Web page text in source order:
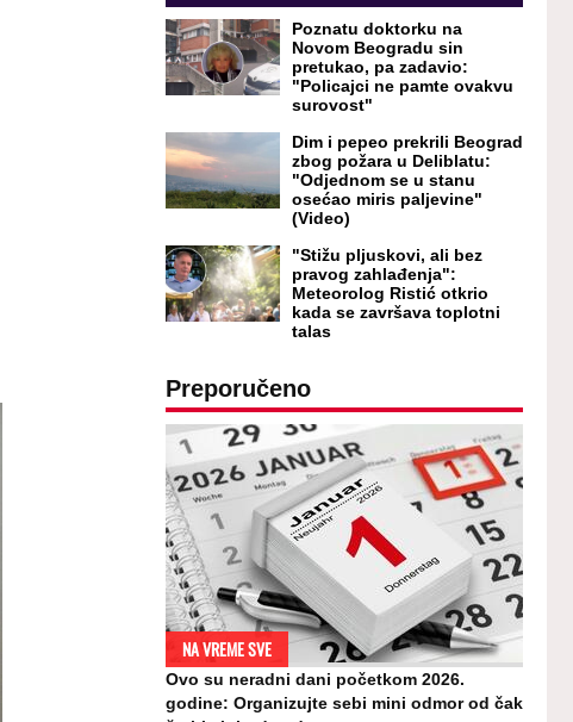
Poznatu doktorku na
Novom Beogradu sin
pretukao, pa zadavio:
"Policajci ne pamte ovakvu
surovost"
Dim i pepeo prekrili Beograd
zbog požara u Deliblatu:
"Odjednom se u stanu
osećao miris paljevine"
(Video)
"Stižu pljuskovi, ali bez
pravog zahlađenja":
Meteorolog Ristić otkrio
kada se završava toplotni
talas
Preporučeno
NA VREME SVE
Ovo su neradni dani početkom 2026.
godine: Organizujte sebi mini odmor od čak